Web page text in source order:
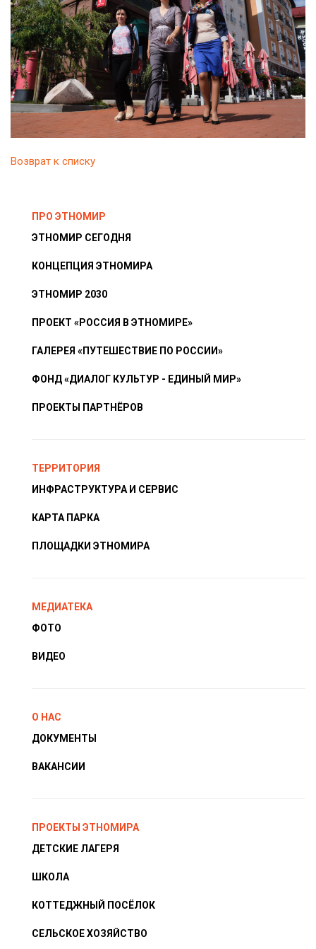
Возврат к списку
ПРО ЭТНОМИР
ЭТНОМИР СЕГОДНЯ
КОНЦЕПЦИЯ ЭТНОМИРА
ЭТНОМИР 2030
ПРОЕКТ «РОССИЯ В ЭТНОМИРЕ»
ГАЛЕРЕЯ «ПУТЕШЕСТВИЕ ПО РОССИИ»
ФОНД «ДИАЛОГ КУЛЬТУР - ЕДИНЫЙ МИР»
ПРОЕКТЫ ПАРТНЁРОВ
ТЕРРИТОРИЯ
ИНФРАСТРУКТУРА И СЕРВИС
КАРТА ПАРКА
ПЛОЩАДКИ ЭТНОМИРА
МЕДИАТЕКА
ФОТО
ВИДЕО
О НАС
ДОКУМЕНТЫ
ВАКАНСИИ
ПРОЕКТЫ ЭТНОМИРА
ДЕТСКИЕ ЛАГЕРЯ
ШКОЛА
КОТТЕДЖНЫЙ ПОСЁЛОК
СЕЛЬСКОЕ ХОЗЯЙСТВО